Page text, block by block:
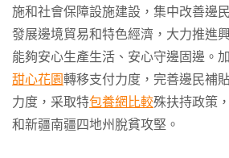
施和社會保障設施建設，集中改善邊
發展邊境貿易和特色經濟，大力推進
能夠安心生產生活、安心守邊固邊。
甜心花園轉移支付力度，完善邊民補
力度，采取特包養網比較殊扶持政策
和新疆南疆四地州脫貧攻堅。